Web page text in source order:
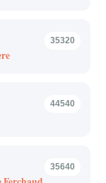
35320
44540
35640